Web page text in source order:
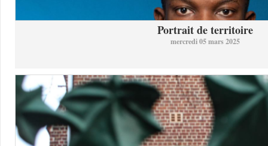
Portrait de territoire
mercredi 05 mars 2025